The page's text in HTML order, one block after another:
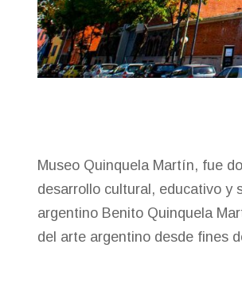
Museo Quinquela Martín, fue
desarrollo cultural, educativo y
argentino Benito Quinquela
del arte argentino desde fines